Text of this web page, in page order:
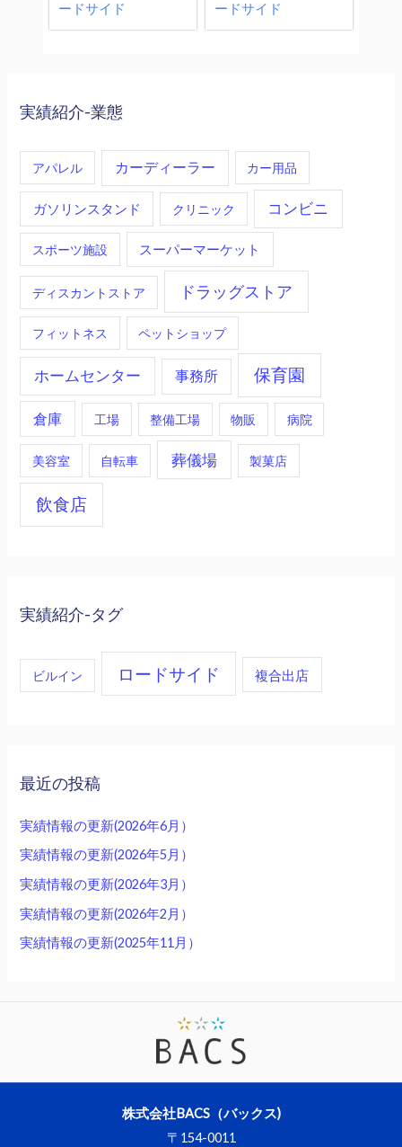
ードサイド
ードサイド
実績紹介-業態
アパレル カーディーラー カー用品
ガソリンスタンド クリニック コンビニ
スポーツ施設 スーパーマーケット
ディスカントストア ドラッグストア
フィットネス ペットショップ
ホームセンター 事務所 保育園
倉庫 工場 整備工場 物販 病院
美容室 自転車 葬儀場 製菓店
飲食店
実績紹介-タグ
ビルイン ロードサイド 複合出店
最近の投稿
実績情報の更新(2026年6月）
実績情報の更新(2026年5月）
実績情報の更新(2026年3月）
実績情報の更新(2026年2月）
実績情報の更新(2025年11月）
株式会社BACS（バックス)
〒154-0011